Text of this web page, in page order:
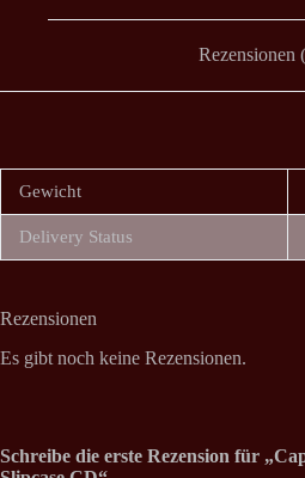
Rezensionen
Gewicht
Delivery Status
Rezensionen
Es gibt noch keine Rezensionen.
Schreibe die erste Rezension für